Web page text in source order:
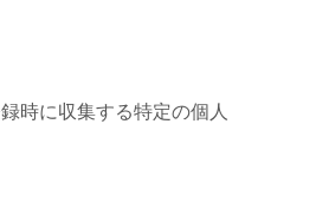
時に収集する特定の個人